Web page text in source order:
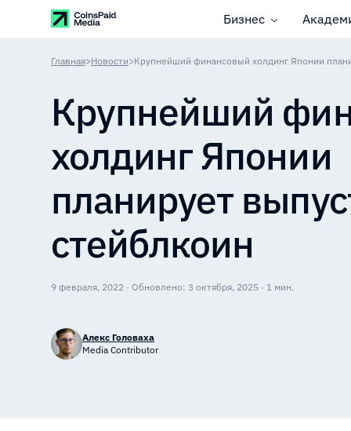
Бизнес
Главная>Новости>Крупнейший финансовый холдинг Японии
Крупнейший
холдинг Японии
планирует
стейблкоин
9 февраля, 2022 · Обновлено: 3 октября, 2025 · 1 мин.
Алекс Головаха
Media Contributor